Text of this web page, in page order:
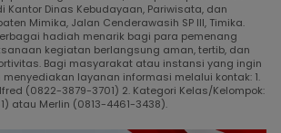
Kantor Dinas Kebudayaan, Pariwisata, dan
Mimika, Jalan Cenderawasih SP III, Timika.
hadiah menarik bagi para pemenang
kegiatan berlangsung aman, tertib, dan
Bagi masyarakat atau instansi yang ingin
layanan informasi melalui kontak: 1.
(0822-3879-3701) 2. Kategori Kelas/Kelompok:
atau Merlin (0813-4461-3438).